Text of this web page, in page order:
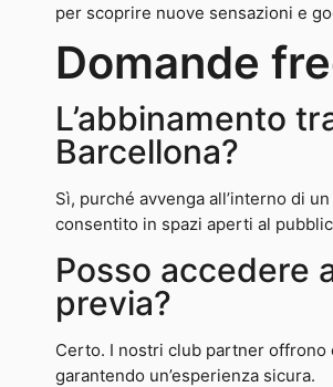
per scoprire nuove sensazioni e
Domande
L’abbinamento
Barcellona?
Sì, purché avvenga all’interno di
consentito in spazi aperti al
Posso accedere
previa?
Certo. I nostri club partner
garantendo un’esperienza sicura.